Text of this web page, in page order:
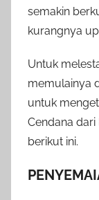
semakin
kurangnya
Untuk
memulainya
untuk
Cendana dari
berikut ini.